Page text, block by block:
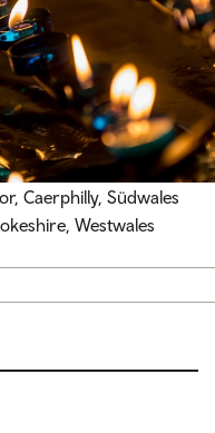
Caerphilly, Südwales
Westwales